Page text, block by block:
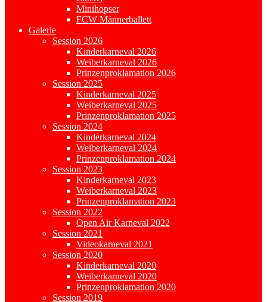
Minihopser
FCW Männerballett
Galerie
Session 2026
Kinderkarneval 2026
Weiberkarneval 2026
Prinzenproklamation 2026
Session 2025
Kinderkarneval 2025
Weiberkarneval 2025
Prinzenproklamation 2025
Session 2024
Kinderkarneval 2024
Weiberkarneval 2024
Prinzenproklamation 2024
Session 2023
Kinderkarneval 2023
Weiberkarneval 2023
Prinzenproklamation 2023
Session 2022
Open Air Karneval 2022
Session 2021
Videokarneval 2021
Session 2020
Kinderkarneval 2020
Weiberkarneval 2020
Prinzenproklamation 2020
Session 2019